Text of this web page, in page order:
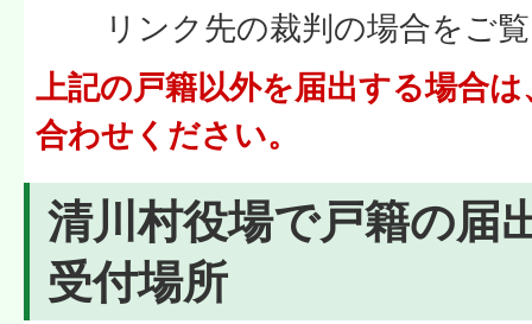
リンク先の裁判の場合をご
上記の戸籍以外を届出する場合
合わせください。
清川村役場で戸籍の届
受付場所